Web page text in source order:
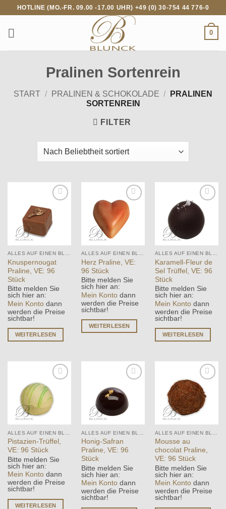
springen
HOTLINE (MO.-FR. 09.00 -17.00 UHR) +49 (0) 30-754 44 776-0
0
Pralinen Sortenrein
START / PRALINEN & SCHOKOLADE /
PRALINEN
SORTENREIN
FILTER
Add to
wishlist
Knuspernougat
Praline, VE: 96
Stück
Bitte melden Sie
sich hier an:
Mein Kontodann
werden die Preise
sichtbar!
WEITERLESEN
Add to
wishlist
Herz Praline, VE:
96 Stück
Bitte melden Sie
sich hier an:
Mein Kontodann
werden die Preise
sichtbar!
WEITERLESEN
Add to
wishlist
Karamell-Fleur de
Sel Trüffel, VE: 96
Stück
Bitte melden Sie
sich hier an:
Mein Kontodann
werden die Preise
sichtbar!
WEITERLESEN
Add to
wishlist
Pistazien-Trüffel,
VE: 96 Stück
Bitte melden Sie
sich hier an:
Mein Kontodann
werden die Preise
sichtbar!
WEITERLESEN
wishlist
Honig-Safran
Praline, VE: 96
Stück
Bitte melden Sie
sich hier an:
Mein Kontodann
werden die Preise
sichtbar!
Add to
wishlist
Mousse au
chocolat Praline,
VE: 96 Stück
Bitte melden Sie
sich hier an:
Mein Kontodann
werden die Preise
sichtbar!